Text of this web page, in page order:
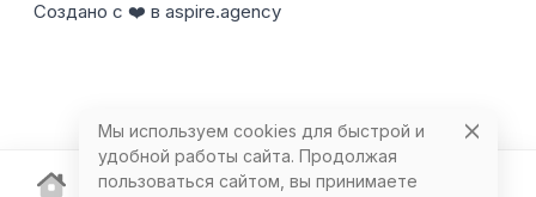
Создано с ❤️ в aspire.agency
Мы используем cookies для быстрой и
удобной работы сайта. Продолжая
пользоваться сайтом, вы принимаете